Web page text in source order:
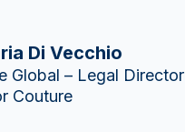
Di Vecchio
Global – Legal Director
Couture